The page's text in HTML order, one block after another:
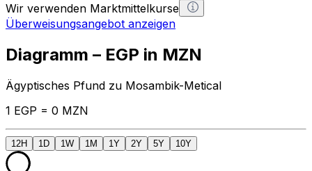
Wir verwenden Marktmittelkurse
Überweisungsangebot anzeigen
Diagramm – EGP in MZN
Ägyptisches Pfund zu Mosambik-Metical
1 EGP = 0 MZN
12H 1D 1W 1M 1Y 2Y 5Y 10Y